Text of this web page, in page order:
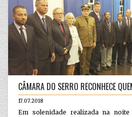
CÂMARA DO SERRO RECONHECE
17.07.2018
Em solenidade realizada na